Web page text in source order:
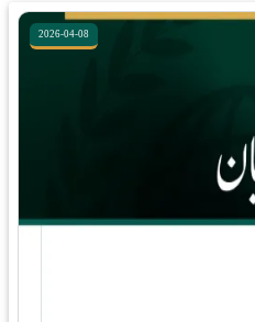
2026-04-08